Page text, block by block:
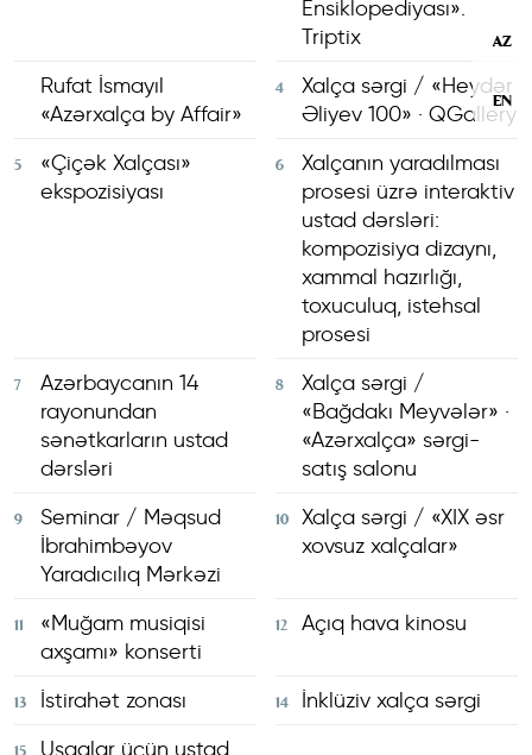
AZ
EN
BAŞLANĞIC
FESTİVAL TƏDBİRLƏRİ
Ensiklopediyası».
Triptix
Rufat İsmayıl
«Azərxalça by Affair»
4
Xalça sərgi / «Heydər
Əliyev 100» · QGallery
5
«Çiçək Xalçası»
ekspozisiyası
6
Xalçanın yaradılması
prosesi üzrə interaktiv
ustad dərsləri:
kompozisiya dizaynı,
xammal hazırlığı,
toxuculuq, istehsal
prosesi
7
Azərbaycanın 14
rayonundan
sənətkarların ustad
dərsləri
8
Xalça sərgi /
«Bağdakı Meyvələr» ·
«Azərxalça» sərgi-
satış salonu
9
Seminar / Məqsud
İbrahimbəyov
Yaradıcılıq Mərkəzi
10 Xalça sərgi / «XIX əsr
xovsuz xalçalar»
11
«Muğam musiqisi
axşamı» konserti
12 Açıq hava kinosu
13 İstirahət zonası 14 İnklüziv xalça sərgi
Uşaqlar üçün ustad